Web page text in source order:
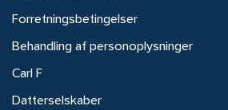
Forretningsbetingelser
Behandling af personoplysninger
Carl F
Datterselskaber